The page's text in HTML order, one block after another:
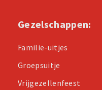
Gezelschappen:
Familie-uitjes
Groepsuitje
Vrijgezellenfeest